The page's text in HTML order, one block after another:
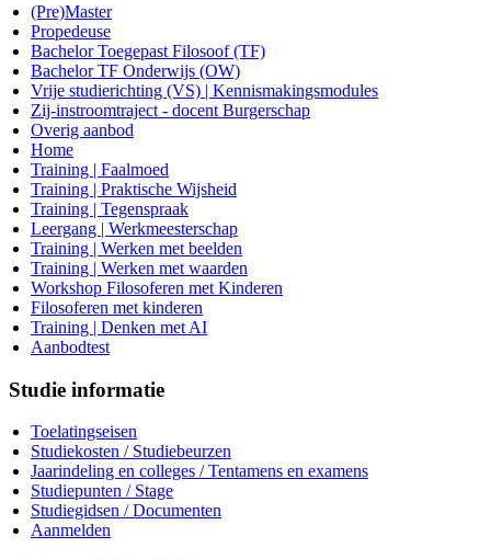
(Pre)Master
Propedeuse
Bachelor Toegepast Filosoof (TF)
Bachelor TF Onderwijs (OW)
Vrije studierichting (VS) | Kennismakingsmodules
Zij-instroomtraject - docent Burgerschap
Overig aanbod
Home
Training | Faalmoed
Training | Praktische Wijsheid
Training | Tegenspraak
Leergang | Werkmeesterschap
Training | Werken met beelden
Training | Werken met waarden
Workshop Filosoferen met Kinderen
Filosoferen met kinderen
Training | Denken met AI
Aanbodtest
Studie informatie
Toelatingseisen
Studiekosten / Studiebeurzen
Jaarindeling en colleges / Tentamens en examens
Studiepunten / Stage
Studiegidsen / Documenten
Aanmelden